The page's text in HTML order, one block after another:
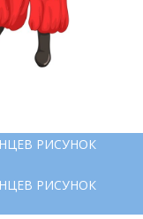
РИСУНОК
РИСУНОК